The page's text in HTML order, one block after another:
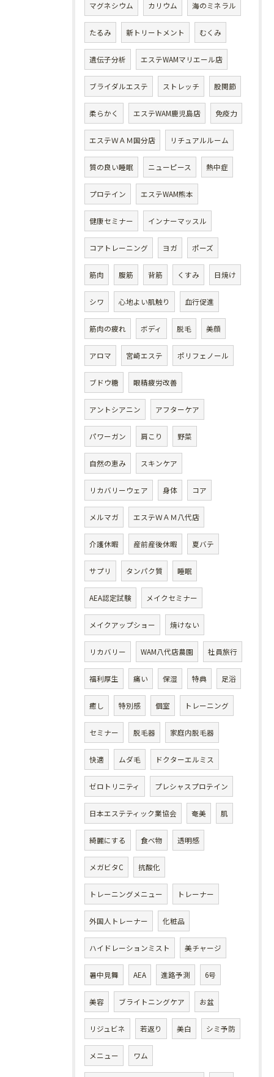
マグネシウム カリウム 海のミネラル
たるみ 新トリートメント むくみ
遺伝子分析 エステWAMマリエール店
ブライダルエステ ストレッチ 股関節
柔らかく エステWAM鹿児島店 免疫力
エステＷＡＭ国分店 リチュアルルーム
質の良い睡眠 ニューピース 熱中症
プロテイン エステWAM熊本
健康セミナー インナーマッスル
コアトレーニング ヨガ ポーズ
筋肉 腹筋 背筋 くすみ 日焼け
シワ 心地よい肌触り 血行促進
筋肉の疲れ ボディ 脱毛 美顔
アロマ 宮崎エステ ポリフェノール
ブドウ糖 眼精疲労改善
アントシアニン アフターケア
パワーガン 肩こり 野菜
自然の恵み スキンケア
リカバリーウェア 身体 コア
メルマガ エステＷＡＭ八代店
介護休暇 産前産後休暇 夏バテ
サプリ タンパク質 睡眠
AEA認定試験 メイクセミナー
メイクアップショー 焼けない
リカバリー WAM八代店農園 社員旅行
福利厚生 痛い 保湿 特典 足浴
癒し 特別感 個室 トレーニング
セミナー 脱毛器 家庭内脱毛器
快適 ムダ毛 ドクターエルミス
ゼロトリニティ プレシャスプロテイン
日本エステティック業協会 奄美 肌
綺麗にする 食べ物 透明感
メガビタC 抗酸化
トレーニングメニュー トレーナー
外国人トレーナー 化粧品
ハイドレーションミスト 美チャージ
暑中見舞 AEA 進路予測 6号
美容 ブライトニングケア お盆
リジュビネ 若返り 美白 シミ予防
メニュー ワム